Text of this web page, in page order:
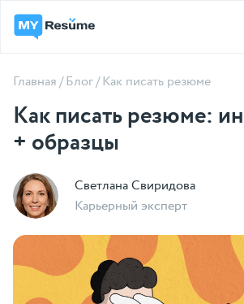
Главная/Блог/Как писать резюме
Как писать резюме:
+ образцы
Светлана Свиридова
Карьерный эксперт